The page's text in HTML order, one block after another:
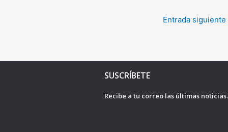
Entrada siguiente
SUSCRÍBETE
Recibe a tu correo las últimas noticias.